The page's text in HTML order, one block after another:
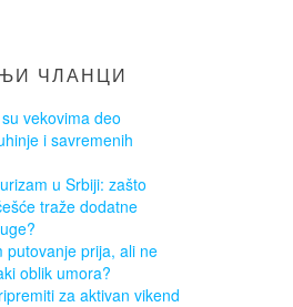
ЧЛАНЦИ
vekovima deo
i savremenih
u Srbiji: zašto
traže dodatne
putovanje prija, ali ne
oblik umora?
za aktivan vikend